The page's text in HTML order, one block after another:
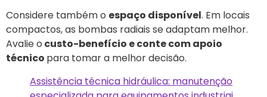
Considere também o espaço disponível. Em locais
compactos, as bombas radiais se adaptam melhor.
Avalie o custo-benefício e conte com apoio
técnico para tomar a melhor decisão.
Assistência técnica hidráulica: manutenção